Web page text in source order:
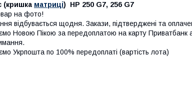
(кришка матриці) HP 250 G7, 256 G7
на фото!
відбувається щодня. Закази, підтверджені та
Новою Пікою за передоплатою на карту Приватбанк
Укрпошта по 100% передоплаті (вартість лота)